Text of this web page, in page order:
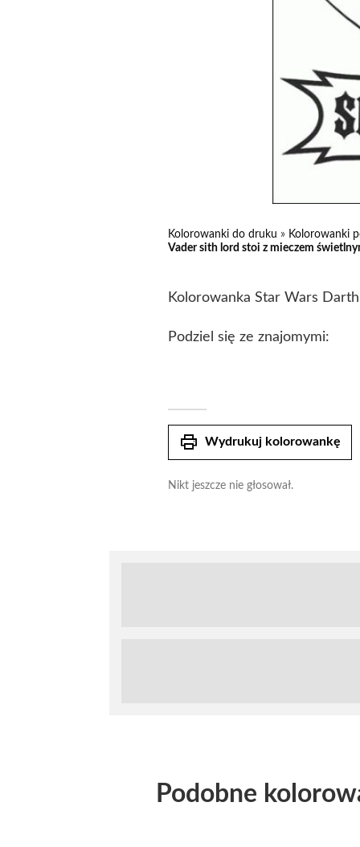
Kolorowanki do druku » Kolorowanki
Vader sith lord stoi z mieczem
Kolorowanka Star Wars
Podziel się ze znajomymi:
print Wydrukuj kolorowankę
Nikt jeszcze nie głosował.
Podobne